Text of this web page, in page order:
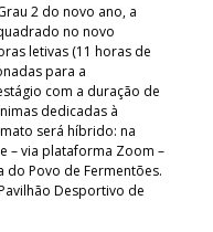
2 do novo ano, a
no novo
letivas (11 horas de
para a
com a duração de
dedicadas à
será híbrido: na
– via plataforma Zoom –
do Povo de Fermentões.
Desportivo de